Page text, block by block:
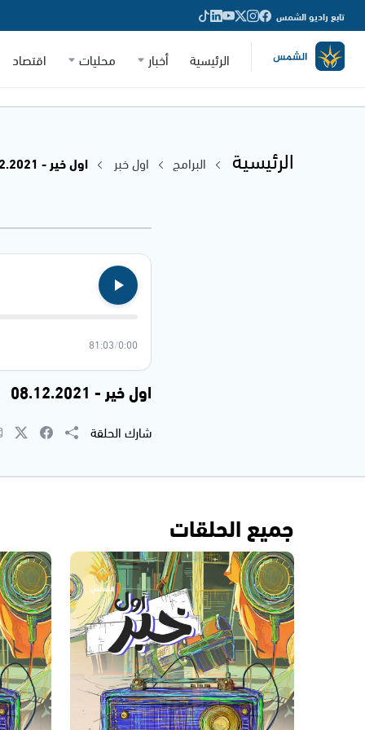
تابع راديو الشمس
الرئيسية أخبار محليات اقتصاد
الرئيسية البرامج اول خبر اول خير - 08.12.2021
0:00
/
81:03
اول خير - 08.12.2021
شارك الحلقة
جميع الحلقات